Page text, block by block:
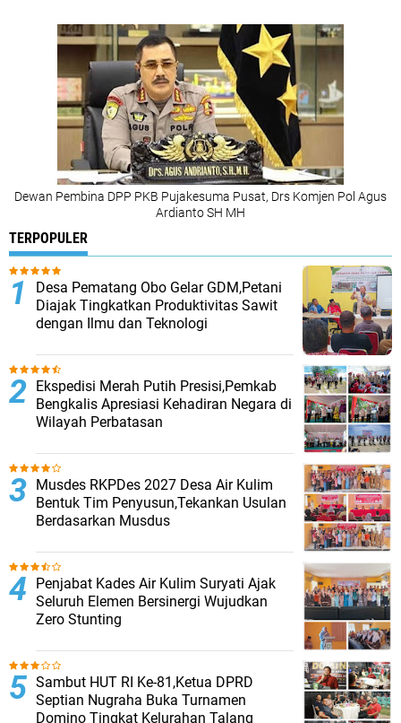
Dewan Pembina DPP PKB Pujakesuma Pusat, Drs Komjen Pol Agus
Ardianto SH MH
TERPOPULER
Desa Pematang Obo Gelar GDM,Petani
Diajak Tingkatkan Produktivitas Sawit
dengan Ilmu dan Teknologi
Ekspedisi Merah Putih Presisi,Pemkab
Bengkalis Apresiasi Kehadiran Negara di
Wilayah Perbatasan
Musdes RKPDes 2027 Desa Air Kulim
Bentuk Tim Penyusun,Tekankan Usulan
Berdasarkan Musdus
Penjabat Kades Air Kulim Suryati Ajak
Seluruh Elemen Bersinergi Wujudkan
Zero Stunting
Sambut HUT RI Ke-81,Ketua DPRD
Septian Nugraha Buka Turnamen
Domino Tingkat Kelurahan Talang